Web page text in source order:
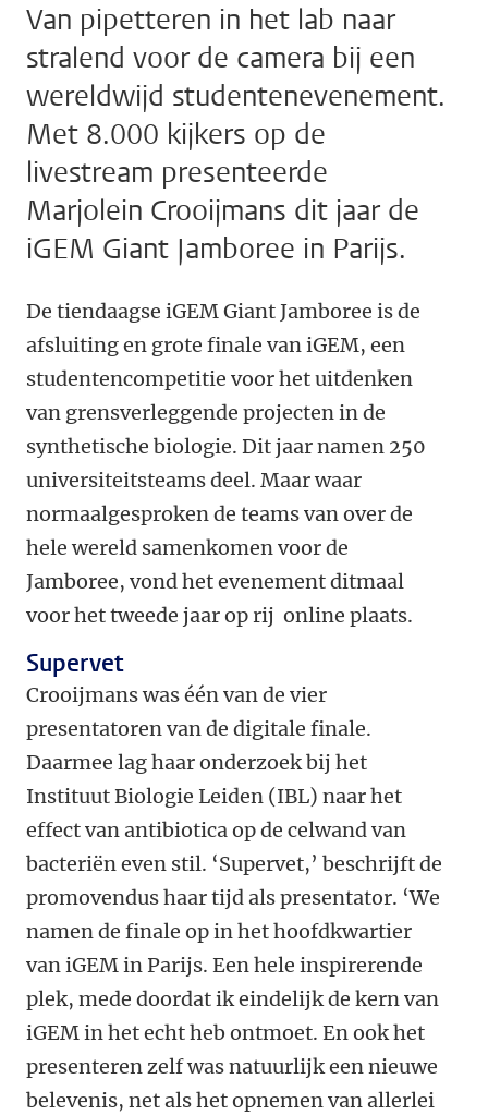
Van pipetteren in het lab naar
stralend voor de camera bij een
wereldwijd studentenevenement.
Met 8.000 kijkers op de
livestream presenteerde
Marjolein Crooijmans dit jaar de
iGEM Giant Jamboree in Parijs.
De tiendaagse iGEM Giant Jamboree is de
afsluiting en grote finale van iGEM, een
studentencompetitie voor het uitdenken
van grensverleggende projecten in de
synthetische biologie. Dit jaar namen 250
universiteitsteams deel. Maar waar
normaalgesproken de teams van over de
hele wereld samenkomen voor de
Jamboree, vond het evenement ditmaal
voor het tweede jaar op rij online plaats.
Supervet
Crooijmans was één van de vier
presentatoren van de digitale finale.
Daarmee lag haar onderzoek bij het
Instituut Biologie Leiden (IBL) naar het
effect van antibiotica op de celwand van
bacteriën even stil. ‘Supervet,’ beschrijft de
promovendus haar tijd als presentator. ‘We
namen de finale op in het hoofdkwartier
van iGEM in Parijs. Een hele inspirerende
plek, mede doordat ik eindelijk de kern van
iGEM in het echt heb ontmoet. En ook het
presenteren zelf was natuurlijk een nieuwe
belevenis, net als het opnemen van allerlei